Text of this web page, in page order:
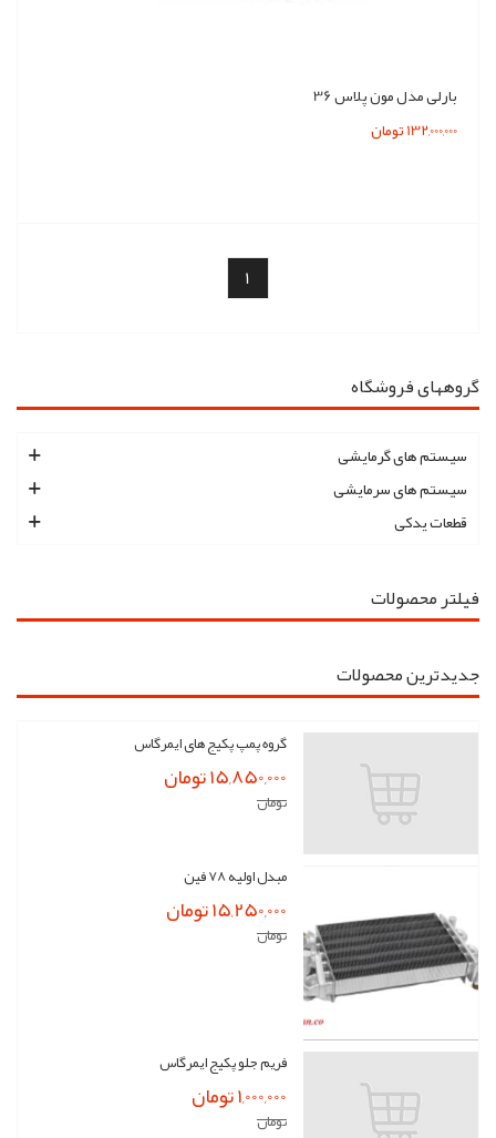
گروههای فروشگاه
سیستم های گرمایشی
سیستم های سرمایشی
قطعات یدکی
فیلتر محصولات
جدیدترین محصولات
گروه پمپ پکیج های ایمرگاس
15,850,000 تومان
تومان
مبدل اولیه 78 فین
15,250,000 تومان
تومان
فریم جلو پکیج ایمرگاس
1,000,000 تومان
تومان
بارلی مدل مون پلاس 36
132,000,000 تومان
1